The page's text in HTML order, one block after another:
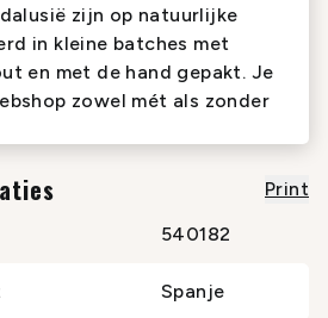
zijn op natuurlijke
in kleine batches met
en met de hand gepakt. Je
zowel mét als zonder
Print
540182
Spanje